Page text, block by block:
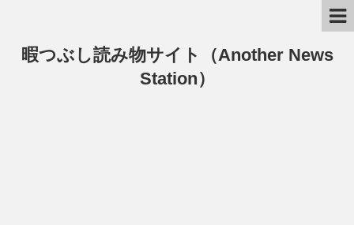
暇つぶし読み物サイト（Another News
Station）